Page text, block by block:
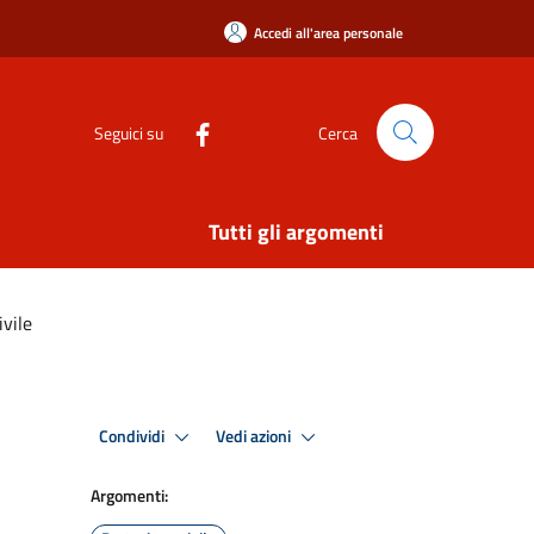
Accedi all'area personale
Seguici su Cerca
Tutti gli argomenti
Condividi Vedi azioni
Argomenti: